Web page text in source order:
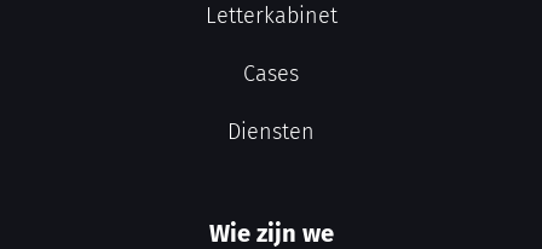
Letterkabinet
Cases
Diensten
Wie zijn we